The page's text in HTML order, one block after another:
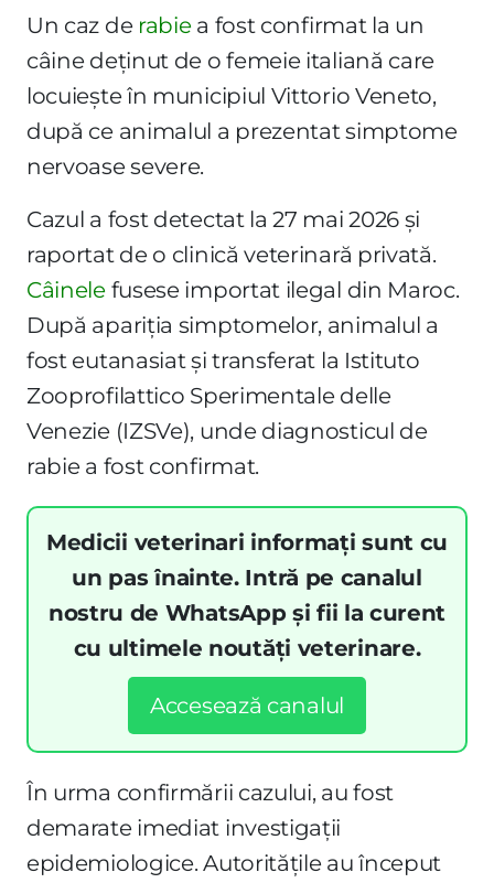
Un caz de rabiea fost confirmat la un
câine deținut de o femeie italiană care
locuiește în municipiul Vittorio Veneto,
după ce animalul a prezentat simptome
nervoase severe.
Cazul a fost detectat la 27 mai 2026 și
raportat de o clinică veterinară privată.
Câinelefusese importat ilegal din Maroc.
După apariția simptomelor, animalul a
fost eutanasiat și transferat la Istituto
Zooprofilattico Sperimentale delle
Venezie (IZSVe), unde diagnosticul de
rabie a fost confirmat.
Medicii veterinari informați sunt cu
un pas înainte. Intră pe canalul
nostru de WhatsApp și fii la curent
cu ultimele noutăți veterinare.
Accesează canalul
În urma confirmării cazului, au fost
demarate imediat investigații
epidemiologice. Autoritățile au început